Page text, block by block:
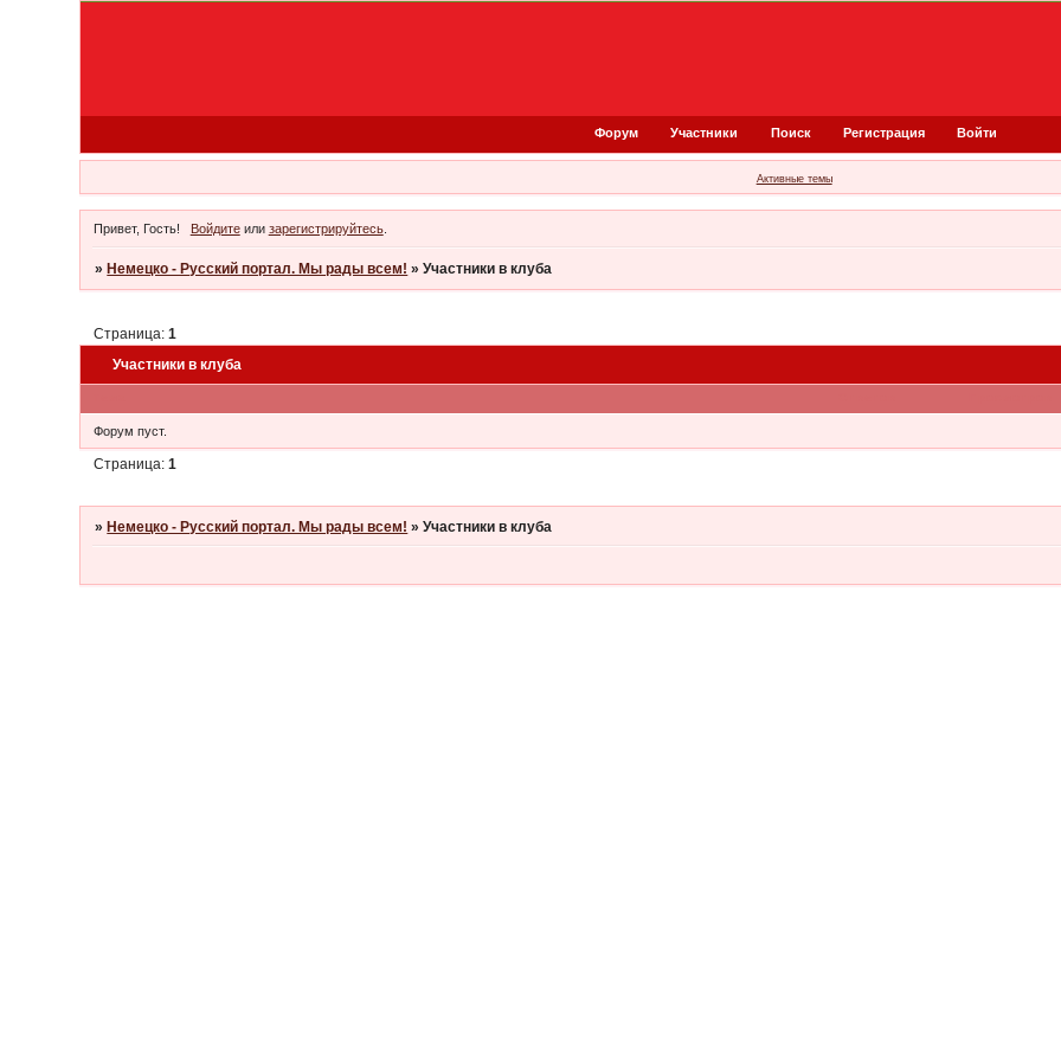
Форум Участники Поиск Регистрация Войти
Активные темы
Привет, Гость! Войдитеили зарегистрируйтесь.
» Немецко - Русский портал. Мы рады всем! »Участники в клуба
Участники в клуба
Страница:1
Форум пуст.
Страница:1
» Немецко - Русский портал. Мы рады всем! »Участники в клуба